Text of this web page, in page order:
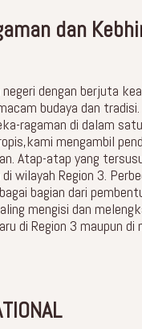
dan
dengan berjuta
budaya dan
ragaman di dalam
mengambil
Atap-atap yang
wilayah Region 3.
bagian dari
mengisi dan
di Region 3 maupun